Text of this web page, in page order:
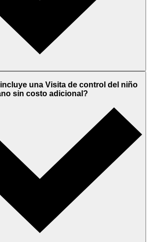
una Visita de control del niño
sin costo adicional?